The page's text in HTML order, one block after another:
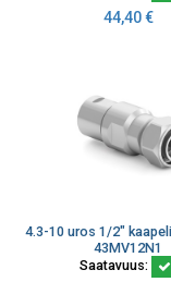
44,40€
43MV12N1
Saatavuus: